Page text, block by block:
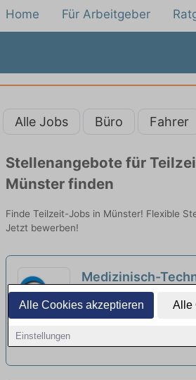
Alle Cookies akzeptieren Alle
Einstellungen
Home Für Arbeitgeber
Alle Jobs Büro Fahrer
Stellenangebote für
Münster finden
Finde Teilzeit-Jobs in Münster! Flexible
Jetzt bewerben!
Medizinisch-
Teilzeit - Kommen
Kreisklinik Wertingen |